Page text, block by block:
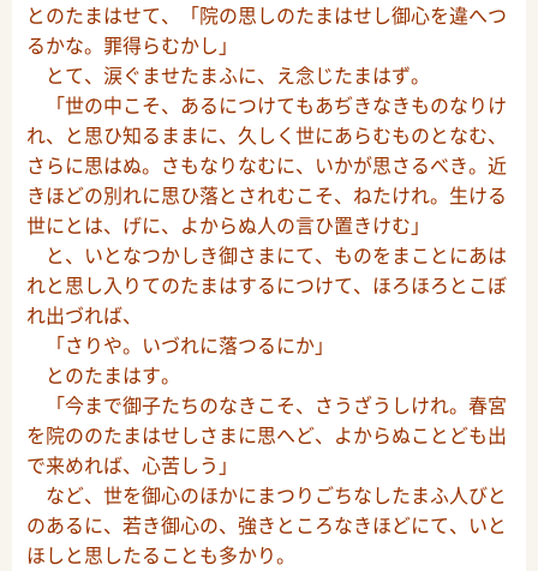
とのたまはせて、「院の思しのたまはせし御心を違へつ
るかな。罪得らむかし」
とて、涙ぐませたまふに、え念じたまはず。
「世の中こそ、あるにつけてもあぢきなきものなりけ
れ、と思ひ知るままに、久しく世にあらむものとなむ、
さらに思はぬ。さもなりなむに、いかが思さるべき。近
きほどの別れに思ひ落とされむこそ、ねたけれ。生ける
世にとは、げに、よからぬ人の言ひ置きけむ」
と、いとなつかしき御さまにて、ものをまことにあは
れと思し入りてのたまはするにつけて、ほろほろとこぼ
れ出づれば、
「さりや。いづれに落つるにか」
とのたまはす。
「今まで御子たちのなきこそ、さうざうしけれ。春宮
を院ののたまはせしさまに思へど、よからぬことども出
で来めれば、心苦しう」
など、世を御心のほかにまつりごちなしたまふ人びと
のあるに、若き御心の、強きところなきほどにて、いと
ほしと思したることも多かり。